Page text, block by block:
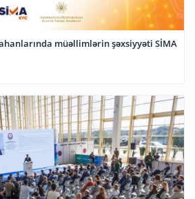
müəllimlərin şəxsiyyəti SİMA